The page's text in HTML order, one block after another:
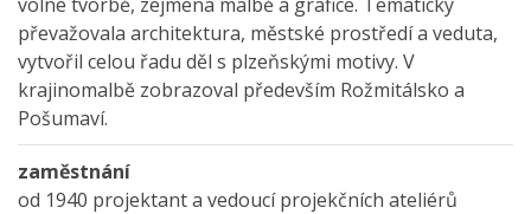
převažovala architektura, městské prostředí a veduta,
vytvořil celou řadu děl s plzeňskými motivy. V
krajinomalbě zobrazoval především Rožmitálsko a
Pošumaví.
zaměstnání
od 1940 projektant a vedoucí projekčních ateliérů